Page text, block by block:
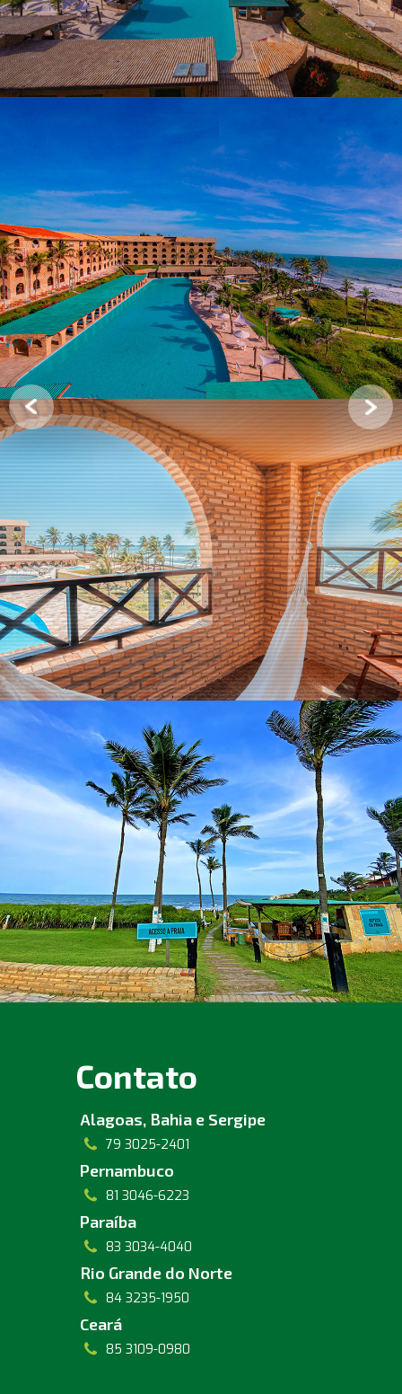
Contato
Alagoas, Bahia e Sergipe
79 3025-2401
Pernambuco
81 3046-6223
Paraíba
83 3034-4040
Rio Grande do Norte
84 3235-1950
Ceará
85 3109-0980